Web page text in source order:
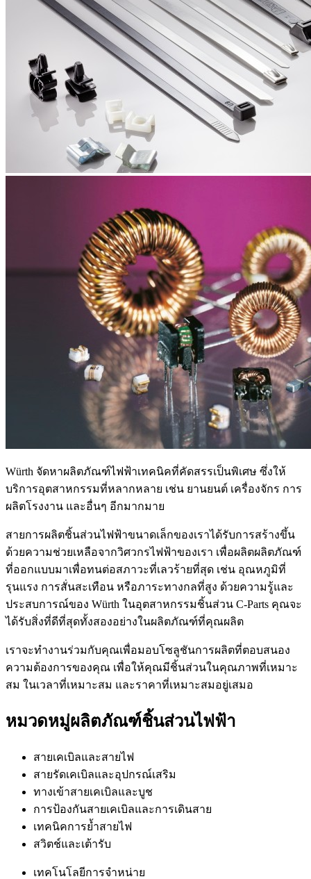
Würth จัดหาผลิตภัณฑ์ไฟฟ้าเทคนิคที่คัดสรรเป็นพิเศษ ซึ่งให้
บริการอุตสาหกรรมที่หลากหลาย เช่น ยานยนต์ เครื่องจักร การ
ผลิตโรงงาน และอื่นๆ อีกมากมาย
สายการผลิตชิ้นส่วนไฟฟ้าขนาดเล็กของเราได้รับการสร้างขึ้น
ด้วยความช่วยเหลือจากวิศวกรไฟฟ้าของเรา เพื่อผลิตผลิตภัณฑ์
ที่ออกแบบมาเพื่อทนต่อสภาวะที่เลวร้ายที่สุด เช่น อุณหภูมิที่
รุนแรง การสั่นสะเทือน หรือภาระทางกลที่สูง ด้วยความรู้และ
ประสบการณ์ของ Würth ในอุตสาหกรรมชิ้นส่วน C-Parts คุณจะ
ได้รับสิ่งที่ดีที่สุดทั้งสองอย่างในผลิตภัณฑ์ที่คุณผลิต
เราจะทำงานร่วมกับคุณเพื่อมอบโซลูชันการผลิตที่ตอบสนอง
ความต้องการของคุณ เพื่อให้คุณมีชิ้นส่วนในคุณภาพที่เหมาะ
สม ในเวลาที่เหมาะสม และราคาที่เหมาะสมอยู่เสมอ
หมวดหมู่ผลิตภัณฑ์ชิ้นส่วนไฟฟ้า
สายเคเบิลและสายไฟ
สายรัดเคเบิลและอุปกรณ์เสริม
ทางเข้าสายเคเบิลและบูช
การป้องกันสายเคเบิลและการเดินสาย
เทคนิคการย้ำสายไฟ
สวิตช์และเต้ารับ
เทคโนโลยีการจำหน่าย